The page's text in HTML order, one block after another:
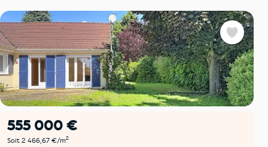
555 000 €
Soit 2 466,67 €/m2
Favoris